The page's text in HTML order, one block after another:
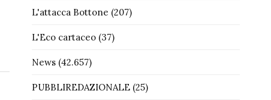
L'attacca Bottone (207)
L'Eco cartaceo(37)
News(42.657)
PUBBLIREDAZIONALE(25)